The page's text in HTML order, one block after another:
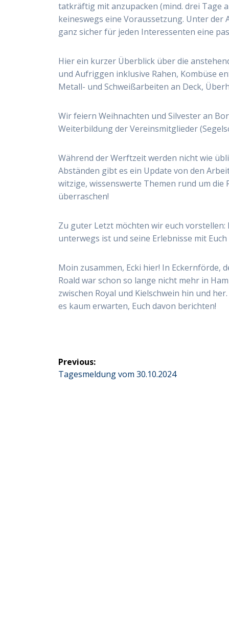
tatkräftig mit anzupacken (mind. drei Tage
keineswegs eine Voraussetzung. Unter
ganz sicher für jeden Interessenten eine
Hier ein kurzer Überblick über die
und Aufriggen inklusive Rahen, Kombüse
Metall- und Schweißarbeiten an Deck,
Wir feiern Weihnachten und Silvester an
Weiterbildung der Vereinsmitglieder
Während der Werftzeit werden nicht wie
Abständen gibt es ein Update von den
witzige, wissenswerte Themen rund um die
überraschen!
Zu guter Letzt möchten wir euch vorstellen:
unterwegs ist und seine Erlebnisse mit
Moin zusammen, Ecki hier! In
Roald war schon so lange nicht mehr in
zwischen Royal und Kielschwein hin und
es kaum erwarten, Euch davon berichten!
Beitragsnavigation
Previous:
Previous
Tagesmeldung vom 30.10.2024